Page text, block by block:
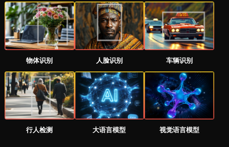
物体识别 人脸识别 车辆识别
行人检测 大语言模型 视觉语言模型